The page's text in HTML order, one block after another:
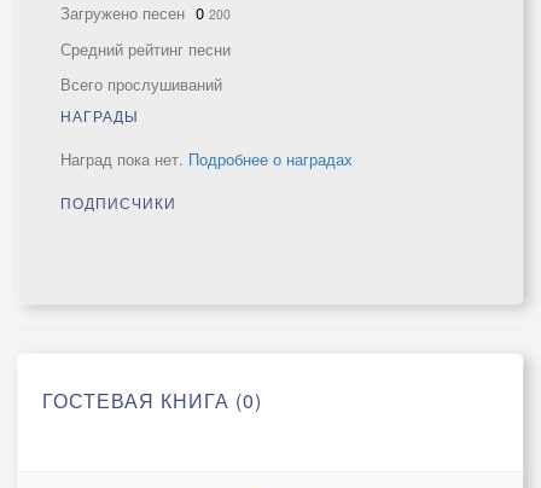
Загружено песен 0 200
Средний рейтинг песни
Всего прослушиваний
НАГРАДЫ
Наград пока нет. Подробнее о наградах
ПОДПИСЧИКИ
ГОСТЕВАЯ КНИГА (0)